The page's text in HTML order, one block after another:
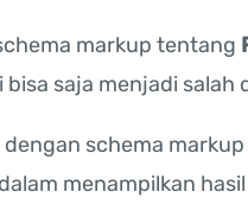
markup tentang
bisa saja menjadi salah
dengan schema
menampilkan